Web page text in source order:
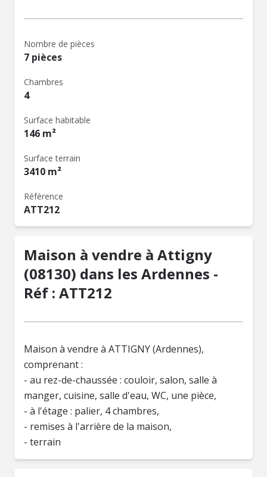
Nombre de pièces
7 pièces
Chambres
4
Surface habitable
146 m²
Surface terrain
3410 m²
Référence
ATT212
Maison à vendre à Attigny
(08130) dans les Ardennes -
Réf : ATT212
Maison à vendre à ATTIGNY (Ardennes),
comprenant :
- au rez-de-chaussée : couloir, salon, salle à
manger, cuisine, salle d'eau, WC, une pièce,
- à l'étage : palier, 4 chambres,
- remises à l'arrière de la maison,
- terrain